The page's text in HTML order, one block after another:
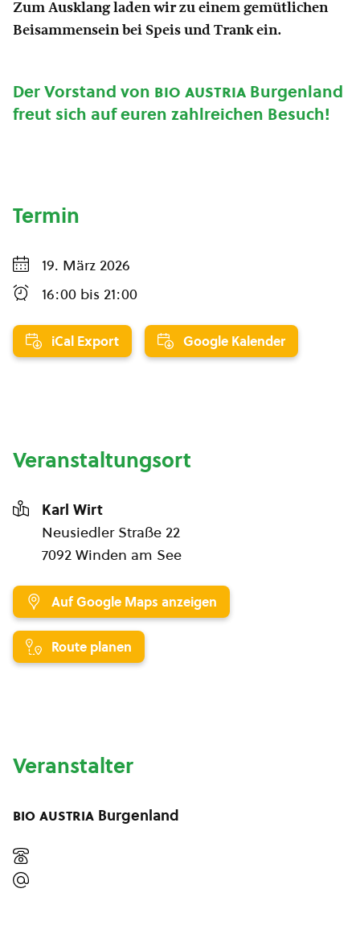
Zum Ausklang laden wir zu einem gemütlichen
Beisammensein bei Speis und Trank ein.
Der Vorstand von bio austria Burgenland
freut sich auf euren zahlreichen Besuch!
Termin
19. März 2026
16:00 bis 21:00
iCal Export Google Kalender
Veranstaltungsort
Karl Wirt
Neusiedler Straße 22
7092 Winden am See
Auf Google Maps anzeigen
Route planen
Veranstalter
bio austria Burgenland